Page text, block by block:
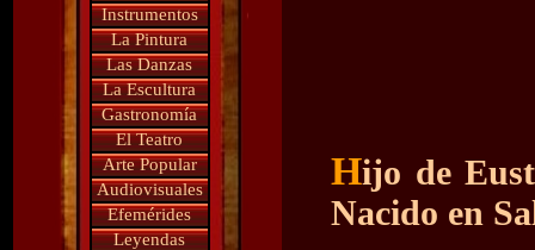
Instrumentos
La Pintura
Las Danzas
La Escultura
Gastronomía
El Teatro
Arte Popular
Audiovisuales
Efemérides
Leyendas
Hijo de
Nacido en